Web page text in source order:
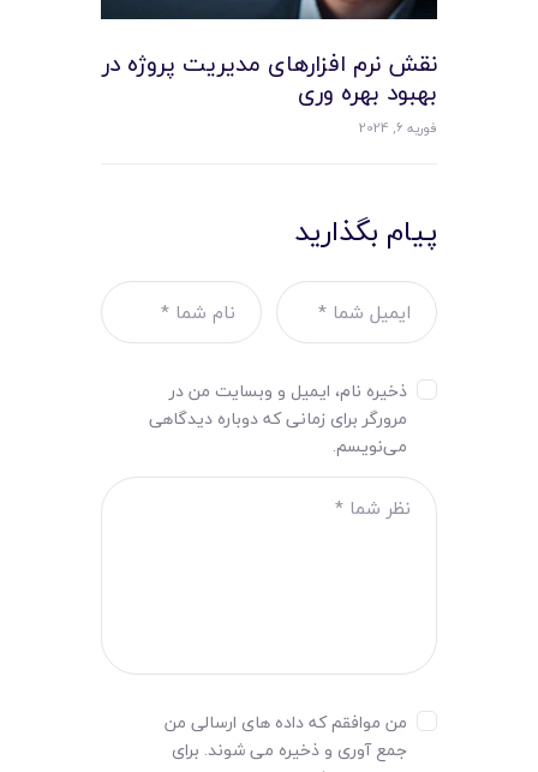
نقش نرم افزارهای مدیریت پروژه در
بهبود بهره وری
فوریه 6, 2024
پیام بگذارید
ذخیره نام، ایمیل و وبسایت من در
مرورگر برای زمانی که دوباره دیدگاهی
می‌نویسم.
من موافقم که داده های ارسالی من
جمع آوری و ذخیره می شوند. برای